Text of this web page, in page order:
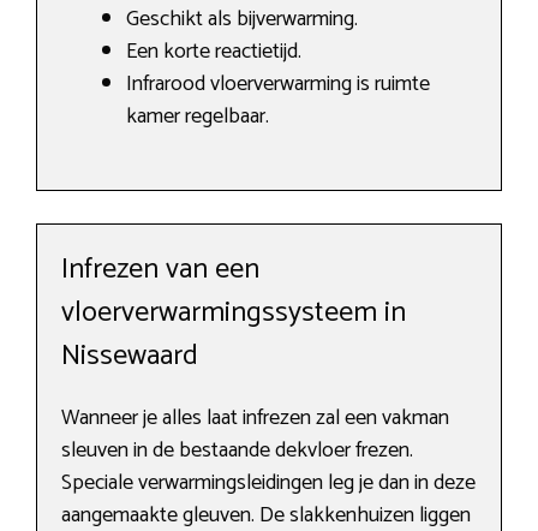
Geschikt als bijverwarming.
Een korte reactietijd.
Infrarood vloerverwarming is ruimte
kamer regelbaar.
Infrezen van een
vloerverwarmingssysteem in
Nissewaard
Wanneer je alles laat infrezen zal een vakman
sleuven in de bestaande dekvloer frezen.
Speciale verwarmingsleidingen leg je dan in deze
aangemaakte gleuven. De slakkenhuizen liggen